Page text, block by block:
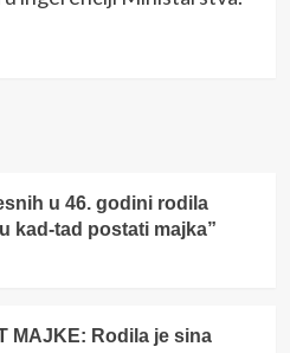
u 46. godini rodila
kad-tad postati majka”
MAJKE: Rodila je sina